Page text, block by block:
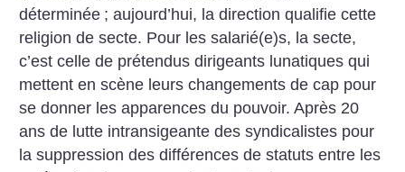
déterminée ; aujourd’hui, la direction qualifie cette
religion de secte. Pour les salarié(e)s, la secte,
c’est celle de prétendus dirigeants lunatiques qui
mettent en scène leurs changements de cap pour
se donner les apparences du pouvoir. Après 20
ans de lutte intransigeante des syndicalistes pour
la suppression des différences de statuts entre les